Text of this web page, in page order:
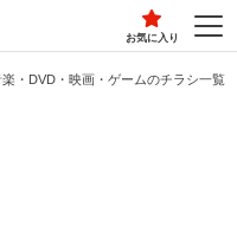
お気に入り
・DVD・映画・ゲームのチラシ一覧